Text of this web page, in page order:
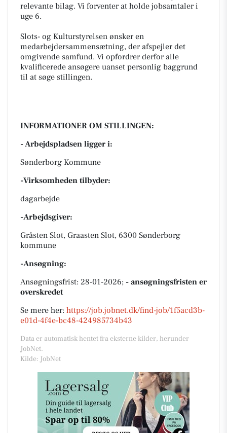
relevante bilag. Vi forventer at holde jobsamtaler i
uge 6.
Slots- og Kulturstyrelsen ønsker en
medarbejdersammensætning, der afspejler det
omgivende samfund. Vi opfordrer derfor alle
kvalificerede ansøgere uanset personlig baggrund
til at søge stillingen.
INFORMATIONER OM STILLINGEN:
- Arbejdspladsen ligger i:
Sønderborg Kommune
-Virksomheden tilbyder:
dagarbejde
-Arbejdsgiver:
Gråsten Slot, Graasten Slot, 6300 Sønderborg
kommune
-Ansøgning:
Ansøgningsfrist: 28-01-2026; - ansøgningsfristen er
overskredet
Se mere her: https://job.jobnet.dk/find-job/1f5acd3b-
e01d-4f4e-bc48-424985734b43
Data er automatisk hentet fra eksterne kilder, herunder
JobNet.
Kilde: JobNet